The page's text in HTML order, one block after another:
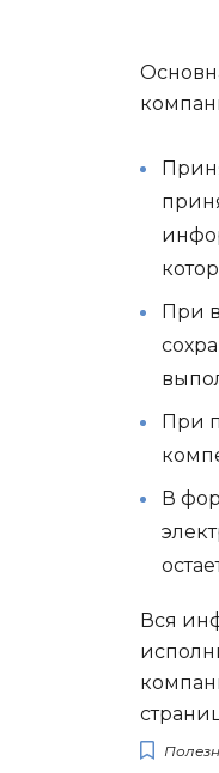
При
При
В
Вся